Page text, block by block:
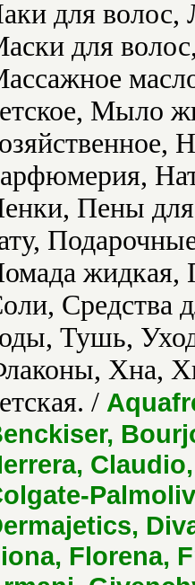
для волос,
для
Мыло
Пены
жидкая,
Средства
Тушь,
Хна,
/
Florena,